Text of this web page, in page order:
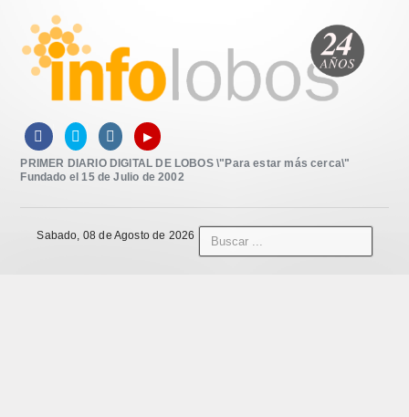
   ▸
PRIMER DIARIO DIGITAL DE LOBOS \"Para estar más cerca\"
Fundado el 15 de Julio de 2002
Sabado, 08 de Agosto de 2026